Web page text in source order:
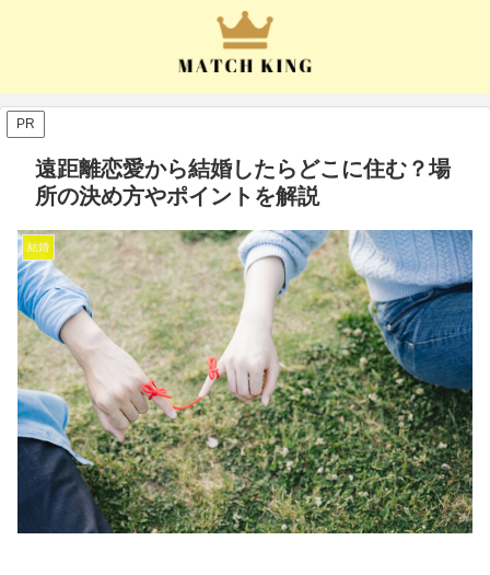
PR
遠距離恋愛から結婚したらどこに住む？場
所の決め方やポイントを解説
結婚